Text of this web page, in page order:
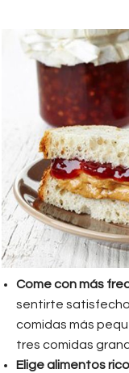
Come con más
sentirte satisfecho
comidas más
tres comidas
Elige alimentos